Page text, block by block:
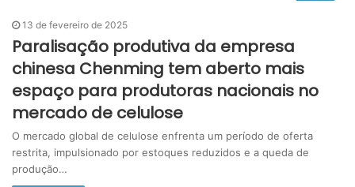
13 de fevereiro de 2025
Paralisação produtiva da empresa
chinesa Chenming tem aberto mais
espaço para produtoras nacionais no
mercado de celulose
O mercado global de celulose enfrenta um período de oferta
restrita, impulsionado por estoques reduzidos e a queda de
produção…